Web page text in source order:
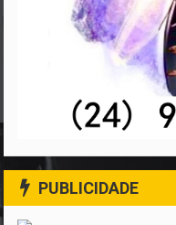
PUBLICIDADE